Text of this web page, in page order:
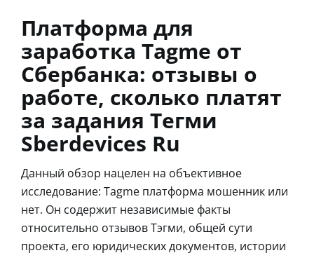
Платформа для
заработка Tagme от
Сбербанка: отзывы о
работе, сколько платят
за задания Тегми
Sberdevices Ru
Данный обзор нацелен на объективное
исследование: Tagme платформа мошенник или
нет. Он содержит независимые факты
относительно отзывов Тэгми, общей сути
проекта, его юридических документов, истории